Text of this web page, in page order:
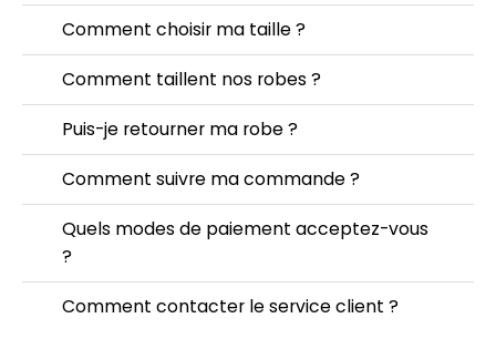
Comment choisir ma taille ?
Comment taillent nos robes ?
Puis-je retourner ma robe ?
Comment suivre ma commande ?
Quels modes de paiement acceptez-vous
?
Comment contacter le service client ?